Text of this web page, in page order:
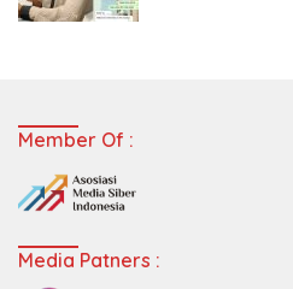
Member Of :
Media Patners :